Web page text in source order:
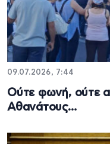
09.07.2026, 7:44
Ούτε φωνή, ούτε
Αθανάτους…